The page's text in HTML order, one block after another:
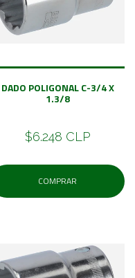
DADO POLIGONAL C-3/4 X
1.3/8
$6.248 CLP
COMPRAR